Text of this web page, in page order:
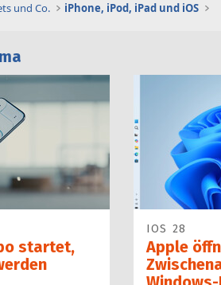
und Co. iPhone, iPod, iPad und iOS
startet,
IOS 28
Apple